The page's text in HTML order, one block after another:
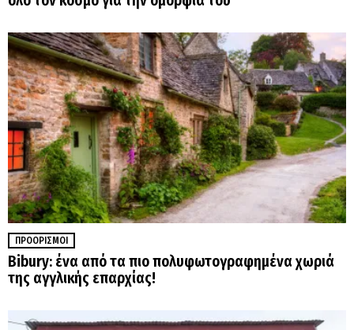
ΠΡΟΟΡΙΣΜΟΊ
Bibury: ένα από τα πιο πολυφωτογραφημένα χωριά
της αγγλικής επαρχίας!